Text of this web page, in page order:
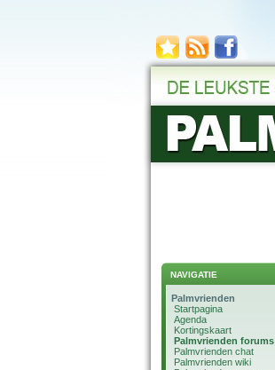
NAVIGATIE
Palmvrienden
Startpagina
Agenda
Kortingskaart
Palmvrienden forums
Palmvrienden chat
Palmvrienden wiki